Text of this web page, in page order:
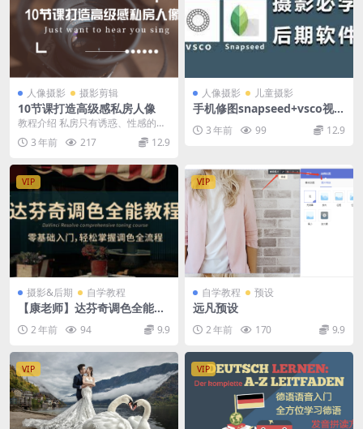
人像摄影 摄影剪辑
10节课打造高级感私房人像
教程介绍 私房只有诱惑、性感的题
材吗？你还知道其他的私房题材
吗？怎么根据模特的特...
3 年前 217 12.9
人像摄影 儿童摄影
手机修图snapseed+vsco视频
3 年前 99 12.9
VIP
摄影&后期 自学教程
【康老师】达芬奇调色全能教
2 年前 94 9.9
VIP
自学教程 预设
远凡预设
2 年前 170 9.9
VIP VIP